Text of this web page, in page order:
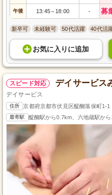
午後 13:45～ 18:00 - 募
新卒可 未経験可 50代活躍 40代活
お気に入り に追加
スピード対応 デイサービス
デイサービス
住所 京都府京都市伏見区醍醐落保町1-1
最寄駅 醍醐駅から0.7km、六地蔵駅か